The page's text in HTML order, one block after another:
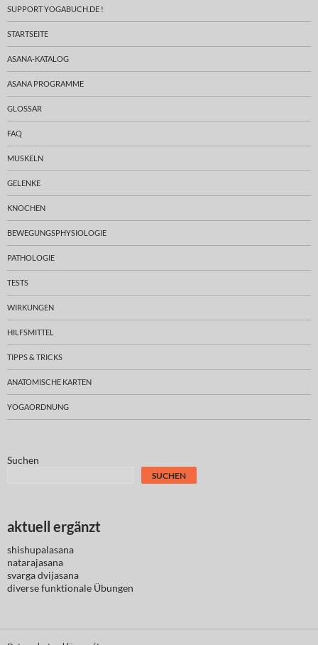
SUPPORT YOGABUCH.DE !
STARTSEITE
ASANA-KATALOG
ASANA PROGRAMME
GLOSSAR
FAQ
MUSKELN
GELENKE
KNOCHEN
BEWEGUNGSPHYSIOLOGIE
PATHOLOGIE
TESTS
WIRKUNGEN
HILFSMITTEL
TIPPS & TRICKS
ANATOMISCHE KARTEN
YOGAORDNUNG
Suchen
SUCHEN
aktuell ergänzt
shishupalasana
natarajasana
svarga dvijasana
diversefunktionale Übungen